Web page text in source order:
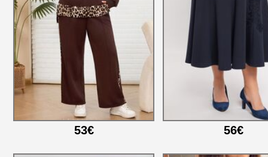
53€ 56€